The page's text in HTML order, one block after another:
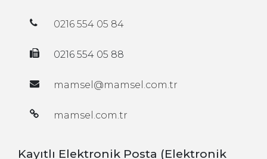
0216 554 05 84
0216 554 05 88
mamsel@mamsel.com.tr
mamsel.com.tr
Kayıtlı Elektronik Posta (Elektronik